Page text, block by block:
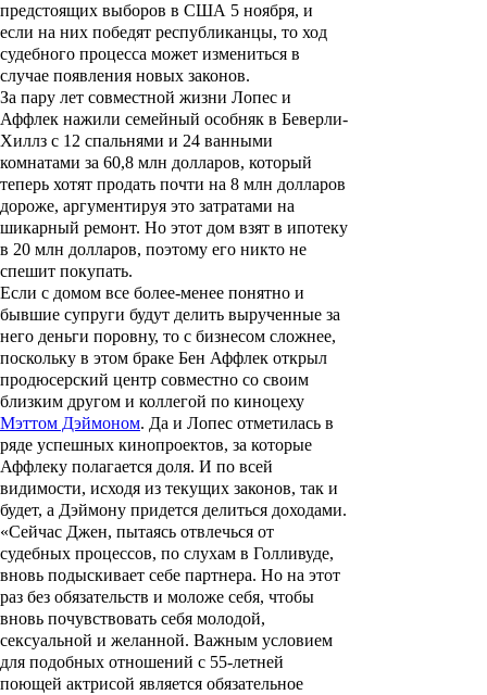
предстоящих выборов в США 5 ноября, и
если на них победят республиканцы, то ход
судебного процесса может измениться в
случае появления новых законов.
За пару лет совместной жизни Лопес и
Аффлек нажили семейный особняк в Беверли-
Хиллз с 12 спальнями и 24 ванными
комнатами за 60,8 млн долларов, который
теперь хотят продать почти на 8 млн долларов
дороже, аргументируя это затратами на
шикарный ремонт. Но этот дом взят в ипотеку
в 20 млн долларов, поэтому его никто не
спешит покупать.
Если с домом все более-менее понятно и
бывшие супруги будут делить вырученные за
него деньги поровну, то с бизнесом сложнее,
поскольку в этом браке Бен Аффлек открыл
продюсерский центр совместно со своим
близким другом и коллегой по киноцеху
Мэттом Дэймоном. Да и Лопес отметилась в
ряде успешных кинопроектов, за которые
Аффлеку полагается доля. И по всей
видимости, исходя из текущих законов, так и
будет, а Дэймону придется делиться доходами.
«Сейчас Джен, пытаясь отвлечься от
судебных процессов, по слухам в Голливуде,
вновь подыскивает себе партнера. Но на этот
раз без обязательств и моложе себя, чтобы
вновь почувствовать себя молодой,
сексуальной и желанной. Важным условием
для подобных отношений с 55-летней
поющей актрисой является обязательное